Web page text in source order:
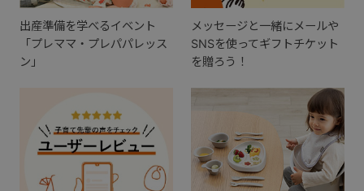
出産準備を学べるイベント
「プレママ・プレパパレッス
ン」
メッセージと一緒にメールや
SNSを使ってギフトチケット
を贈ろう！